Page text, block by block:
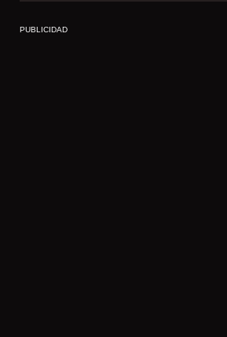
PUBLICIDAD